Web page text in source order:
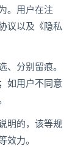
。用户在注
议以及《隐私
、分别留痕。
如用户不同意
明的，该等规
效力。